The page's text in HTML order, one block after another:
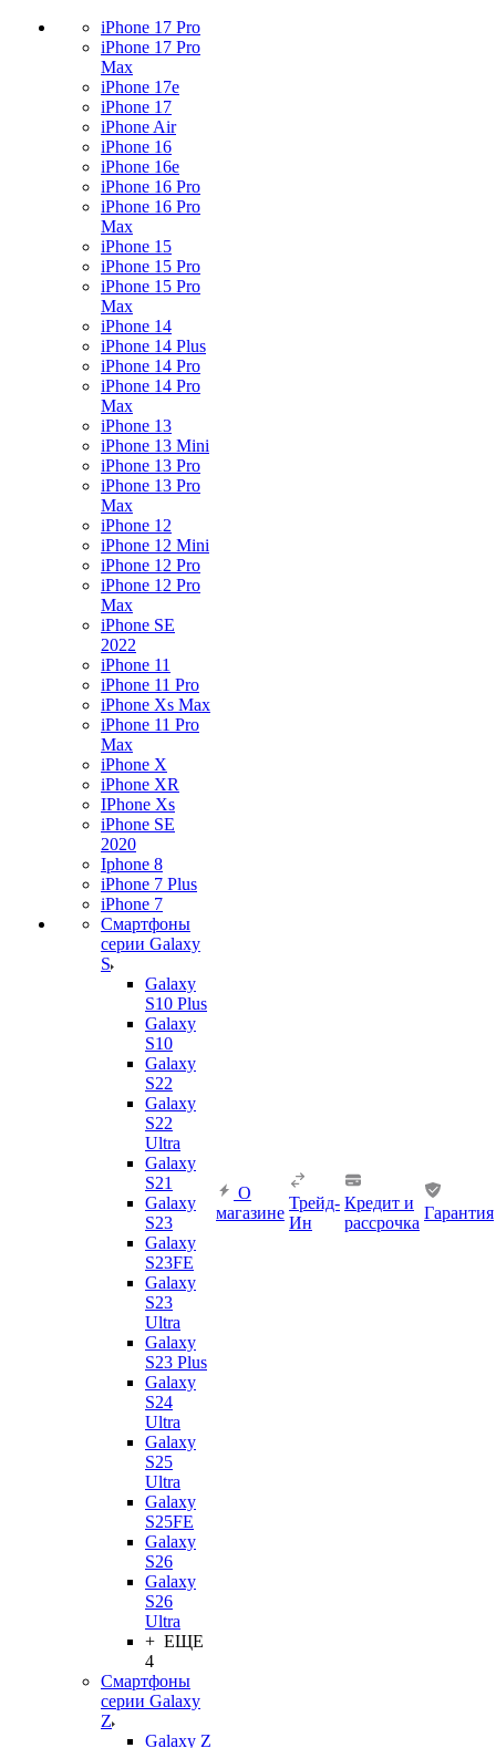
iPhone 17 Pro
iPhone 17 Pro
Max
iPhone 17e
iPhone 17
iPhone Air
iPhone 16
iPhone 16e
iPhone 16 Pro
iPhone 16 Pro
Max
iPhone 15
iPhone 15 Pro
iPhone 15 Pro
Max
iPhone 14
iPhone 14 Plus
iPhone 14 Pro
iPhone 14 Pro
Max
iPhone 13
iPhone 13 Mini
iPhone 13 Pro
iPhone 13 Pro
Max
iPhone 12
iPhone 12 Mini
iPhone 12 Pro
iPhone 12 Pro
Max
iPhone SE
2022
iPhone 11
iPhone 11 Pro
iPhone Xs Max
iPhone 11 Pro
Max
iPhone X
iPhone XR
IPhone Xs
iPhone SE
2020
Iphone 8
iPhone 7 Plus
iPhone 7
Смартфоны
серии Galaxy
S
Galaxy
S10 Plus
Galaxy
S10
Galaxy
S22
Galaxy
S22
Ultra
Galaxy
S21
Galaxy
S23
Galaxy
S23FE
Galaxy
S23
Ultra
Galaxy
S23 Plus
Galaxy
S24
Ultra
Galaxy
S25
Ultra
Galaxy
S25FE
Galaxy
S26
Galaxy
S26
Ultra
+ ЕЩЕ
4
Смартфоны
серии Galaxy
Z
Galaxy Z
О
магазине
Трейд-
Ин
Кредит и
рассрочка
Гарантия